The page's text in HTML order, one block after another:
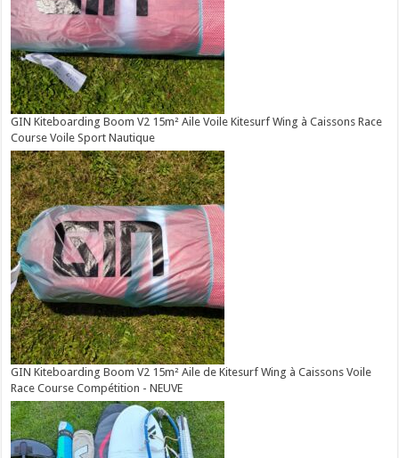
GIN Kiteboarding Boom V2 15m² Aile Voile Kitesurf Wing à Caissons Race
Course Voile Sport Nautique
GIN Kiteboarding Boom V2 15m² Aile de Kitesurf Wing à Caissons Voile
Race Course Compétition - NEUVE